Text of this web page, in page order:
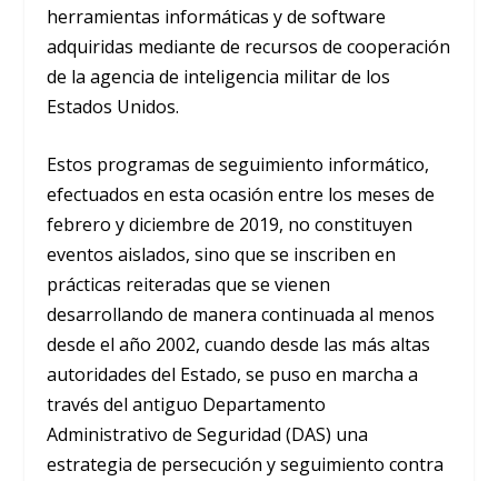
herramientas informáticas y de software
adquiridas mediante de recursos de cooperación
de la agencia de inteligencia militar de los
Estados Unidos.
Estos programas de seguimiento informático,
efectuados en esta ocasión entre los meses de
febrero y diciembre de 2019, no constituyen
eventos aislados, sino que se inscriben en
prácticas reiteradas que se vienen
desarrollando de manera continuada al menos
desde el año 2002, cuando desde las más altas
autoridades del Estado, se puso en marcha a
través del antiguo Departamento
Administrativo de Seguridad (DAS) una
estrategia de persecución y seguimiento contra